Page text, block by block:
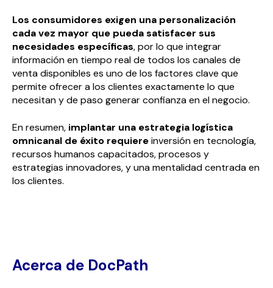
Los consumidores exigen una personalización
cada vez mayor que pueda satisfacer sus
necesidades específicas, por lo que integrar
información en tiempo real de todos los canales de
venta disponibles es uno de los factores clave que
permite ofrecer a los clientes exactamente lo que
necesitan y de paso generar confianza en el negocio.
En resumen, implantar una estrategia logística
omnicanal de éxito requiereinversión en tecnología,
recursos humanos capacitados, procesos y
estrategias innovadores, y una mentalidad centrada en
los clientes.
Acerca de DocPath